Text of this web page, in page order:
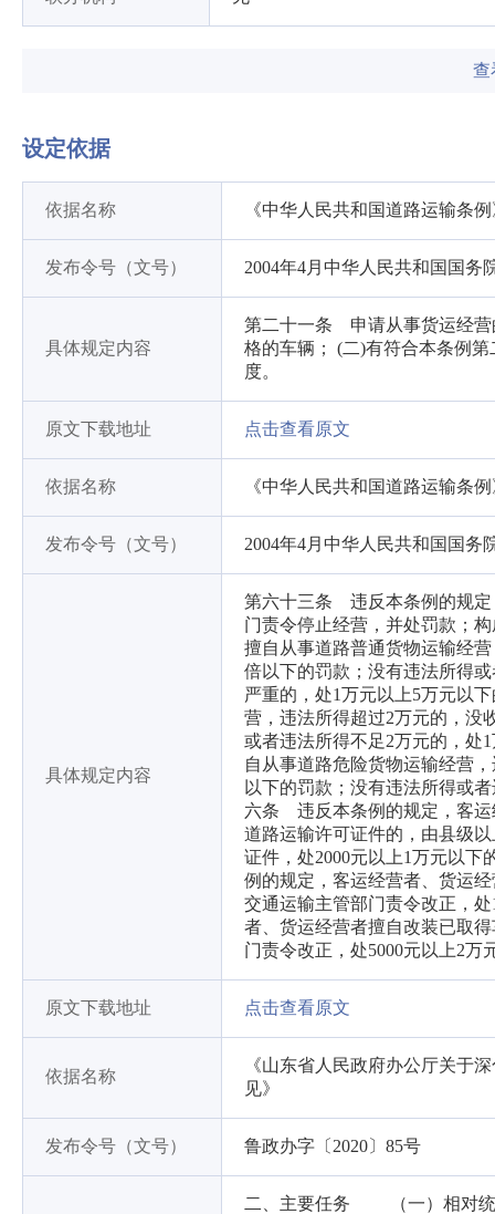
查
设定依据
依据名称 《中华人民共和国道路运输条
发布令号（文号） 2004年4月中华人民共和国国务
具体规定内容
第二十一条 申请从事货运经营
格的车辆； (二)有符合本条例
度。
原文下载地址 点击查看原文
依据名称 《中华人民共和国道路运输条
发布令号（文号） 2004年4月中华人民共和国国务
具体规定内容
第六十三条 违反本条例的规定
门责令停止经营，并处罚款；
擅自从事道路普通货物运输经
倍以下的罚款；没有违法所得
严重的，处1万元以上5万元以
营，违法所得超过2万元的，没
或者违法所得不足2万元的，处
自从事道路危险货物运输经营
以下的罚款；没有违法所得或
六条 违反本条例的规定，客运
道路运输许可证件的，由县级
证件，处2000元以上1万元以
例的规定，客运经营者、货运
交通运输主管部门责令改正，
者、货运经营者擅自改装已取
门责令改正，处5000元以上2万
原文下载地址 点击查看原文
依据名称
《山东省人民政府办公厅关于
见》
发布令号（文号） 鲁政办字〔2020〕85号
二、主要任务 （一）相对统